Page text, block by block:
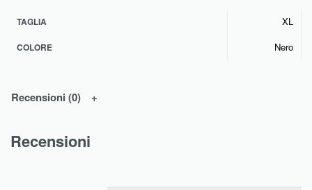
TAGLIA XL
COLORE Nero
Recensioni (0)
Recensioni